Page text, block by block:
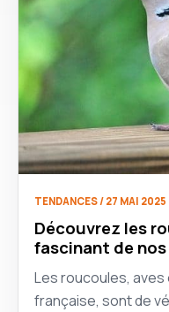
TENDANCES / 27 MAI 2025
Découvrez les
fascinant de
Les roucoules,
française, sont de